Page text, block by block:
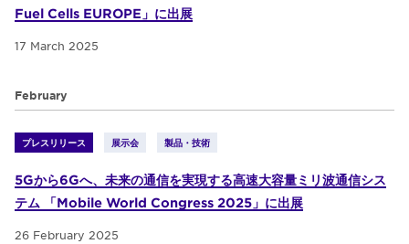
Fuel Cells EUROPE」に出展
17 March 2025
February
プレスリリース 展示会 製品・技術
5Gから6Gへ、未来の通信を実現する高速大容量ミリ波通信シス
テム 「Mobile World Congress 2025」に出展
26 February 2025